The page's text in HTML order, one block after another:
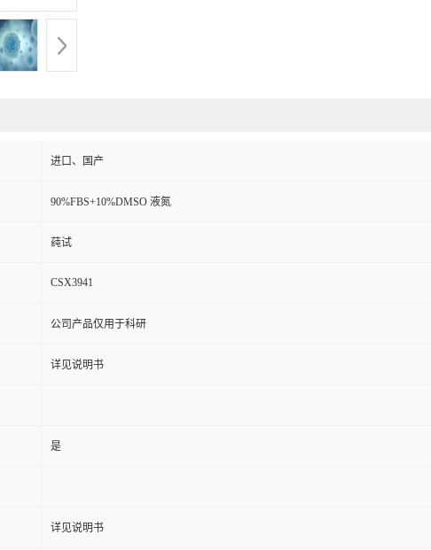
进口、国产
90%FBS+10%DMSO 液氮
莼试
CSX3941
公司产品仅用于科研
详见说明书
是
详见说明书